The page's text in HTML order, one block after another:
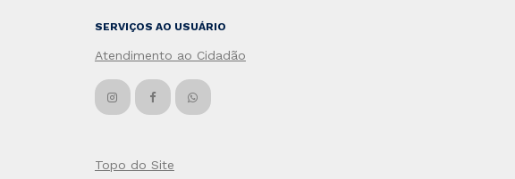
SERVIÇOS AO USUÁRIO
Atendimento ao Cidadão
Topo do Site